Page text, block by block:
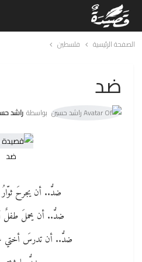
الصفحة الرئيسية فلسطين
ضد
بواسطة راشد
ضد
ضدُّ.. أن يجرحَ ثوّارُ
ضدُّ.. أن يحملَ طفلٌ
ضدُّ.. أن تدرسَ أختي